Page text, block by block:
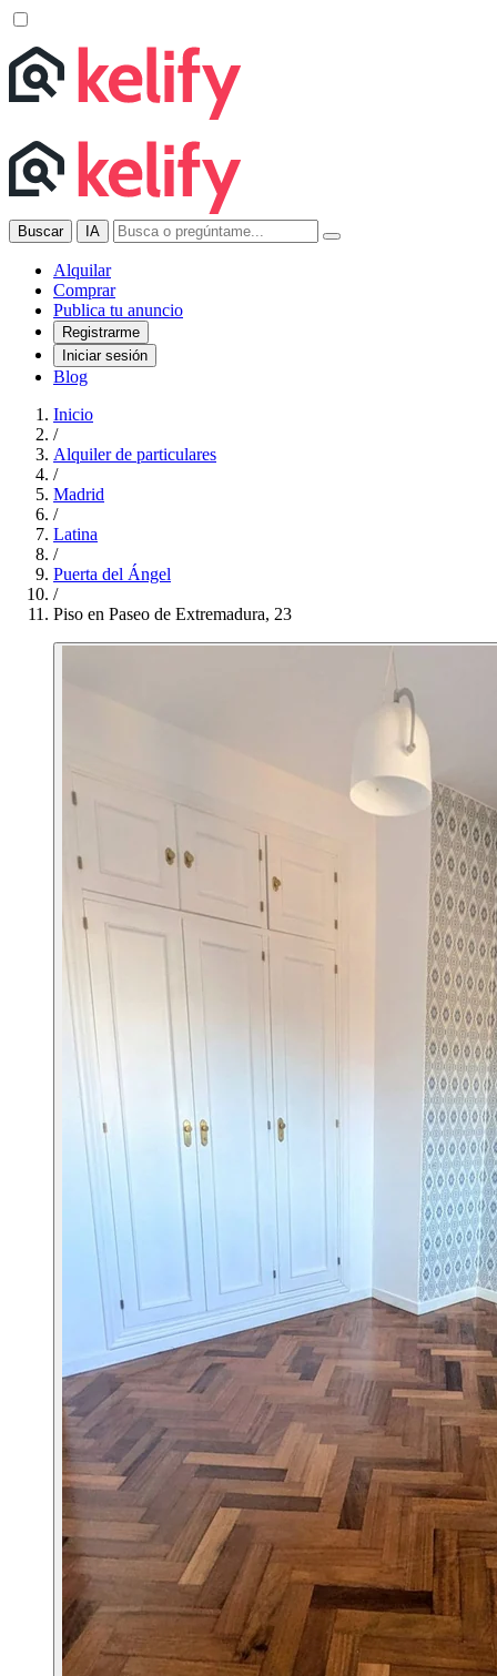
Buscar IA
Alquilar
Comprar
Publica tu anuncio
Registrarme
Iniciar sesión
Blog
Inicio
/
Alquiler de particulares
/
Madrid
/
Latina
/
Puerta del Ángel
/
Piso en Paseo de Extremadura, 23